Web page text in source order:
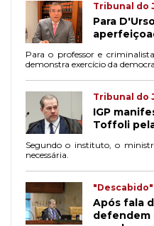
Tribunal do
Para
Para o professor e
demonstra exercício da
Tribunal do
IGP
Toffoli
Segundo o instituto, o
necessária.
"Descabido"
Após fala
defendem